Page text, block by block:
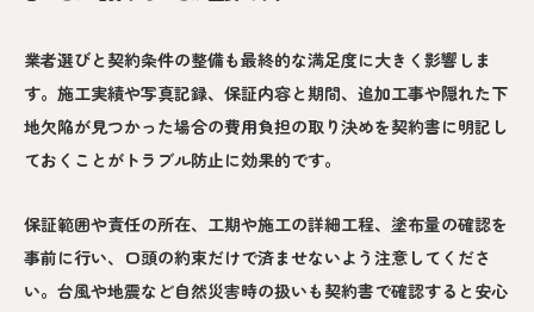
業者選びと契約条件の整備も最終的な満足度に大きく影響しま
す。施工実績や写真記録、保証内容と期間、追加工事や隠れた下
地欠陥が見つかった場合の費用負担の取り決めを契約書に明記し
ておくことがトラブル防止に効果的です。
保証範囲や責任の所在、工期や施工の詳細工程、塗布量の確認を
事前に行い、口頭の約束だけで済ませないよう注意してくださ
い。台風や地震など自然災害時の扱いも契約書で確認すると安心